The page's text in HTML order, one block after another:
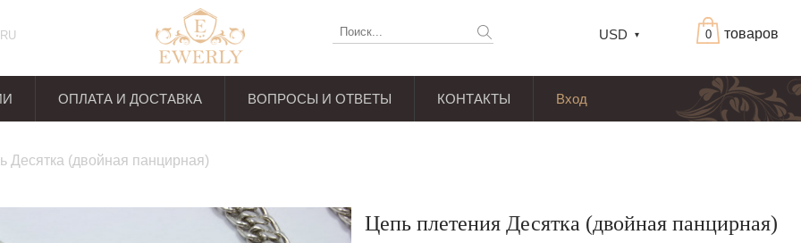
товаров
0
USD
RU
ОПЛАТА И ДОСТАВКА ВОПРОСЫ И ОТВЕТЫ КОНТАКТЫ Вход
Десятка (двойная панцирная)
Цепь плетения Десятка (двойная панцирная)